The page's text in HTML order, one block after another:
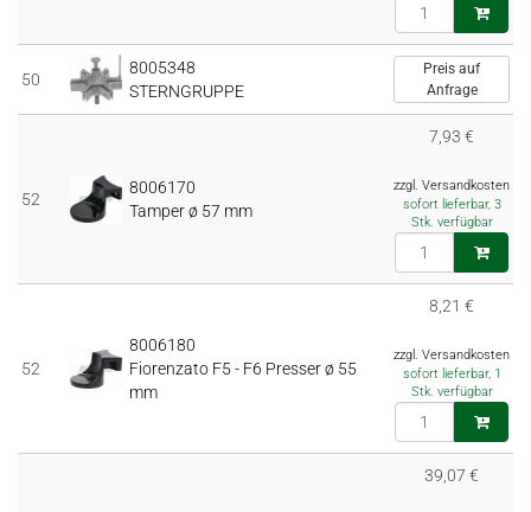
50
8005348
STERNGRUPPE
Preis auf
Anfrage
52
8006170
Tamper ø 57 mm
7,93 €
zzgl. Versandkosten
sofort lieferbar, 3
Stk. verfügbar
52
8006180
Fiorenzato F5 - F6 Presser ø 55
mm
8,21 €
zzgl. Versandkosten
sofort lieferbar, 1
Stk. verfügbar
39,07 €